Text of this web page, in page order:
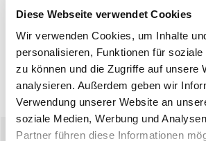
Diese Webseite verwendet Cookies
Wir verwenden Cookies, um Inhalte
personalisieren, Funktionen für soziale
zu können und die Zugriffe auf unsere
analysieren. Außerdem geben wir
Verwendung unserer Website an
soziale Medien, Werbung und
Partner führen diese Informationen